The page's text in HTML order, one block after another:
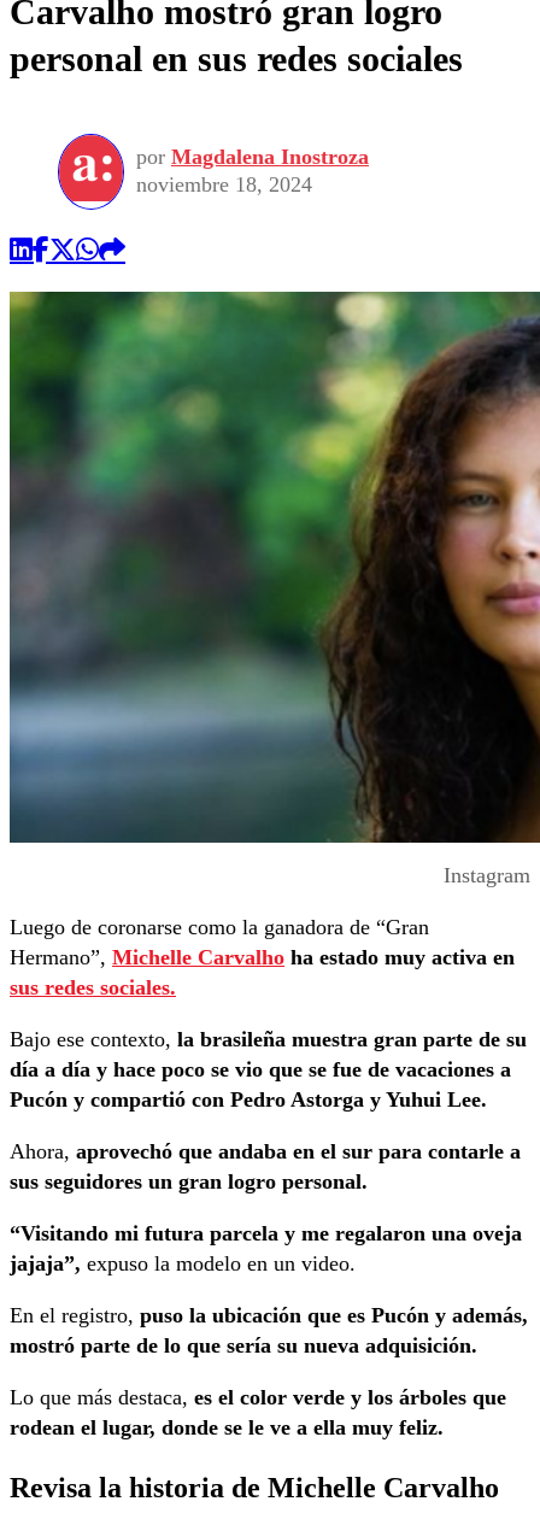
Carvalho mostró gran logro
personal en sus redes sociales
por Magdalena Inostroza
noviembre 18, 2024
Instagram
Luego de coronarse como la ganadora de “Gran
Hermano”, Michelle Carvalho ha estado muy activa en
sus redes sociales.
Bajo ese contexto, la brasileña muestra gran parte de su
día a día y hace poco se vio que se fue de vacaciones a
Pucón y compartió con Pedro Astorga y Yuhui Lee.
Ahora, aprovechó que andaba en el sur para contarle a
sus seguidores un gran logro personal.
“Visitando mi futura parcela y me regalaron una oveja
jajaja”, expuso la modelo en un video.
En el registro, puso la ubicación que es Pucón y además,
mostró parte de lo que sería su nueva adquisición.
Lo que más destaca, es el color verde y los árboles que
rodean el lugar, donde se le ve a ella muy feliz.
Revisa la historia de Michelle Carvalho